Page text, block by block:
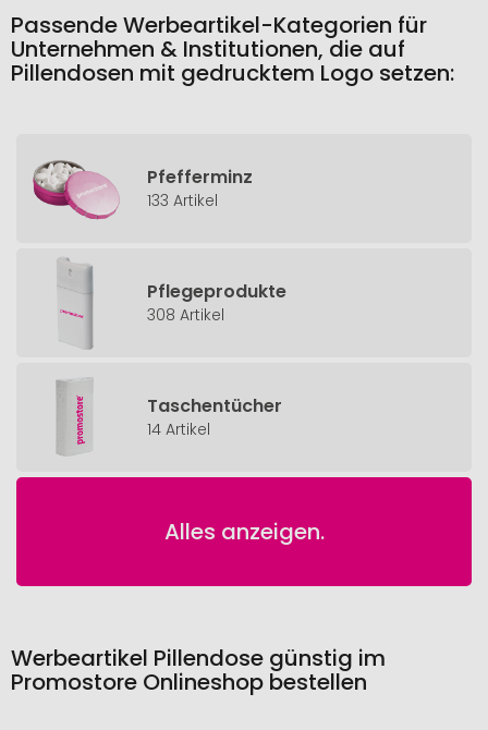
Passende Werbeartikel-Kategorien für
Unternehmen & Institutionen, die auf
Pillendosen mit gedrucktem Logo setzen:
Pfefferminz
133 Artikel
Pflegeprodukte
308 Artikel
Taschentücher
14 Artikel
Alles anzeigen.
Werbeartikel Pillendose günstig im
Promostore Onlineshop bestellen